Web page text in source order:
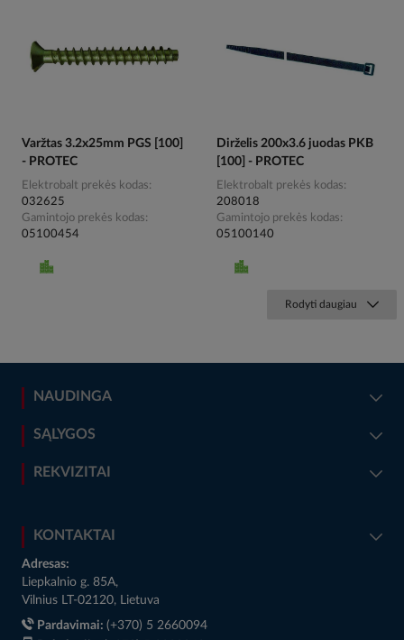
Varžtas 3.2x25mm PGS [100]
- PROTEC
Elektrobalt prekės kodas
032625
Gamintojo prekės kodas
05100454
Dirželis 200x3.6 juodas PKB
[100] - PROTEC
Elektrobalt prekės kodas
208018
Gamintojo prekės kodas
05100140
Rodyti daugiau
NAUDINGA
SĄLYGOS
REKVIZITAI
KONTAKTAI
Adresas:
Liepkalnio g. 85A,
Vilnius LT-02120, Lietuva
Pardavimai: (+370) 5 2660094